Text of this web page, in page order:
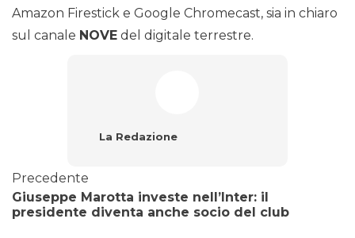
Amazon Firestick e Google Chromecast, sia in chiaro
sul canale NOVE del digitale terrestre.
La Redazione
Precedente
Giuseppe Marotta investe nell’Inter: il
presidente diventa anche socio del club